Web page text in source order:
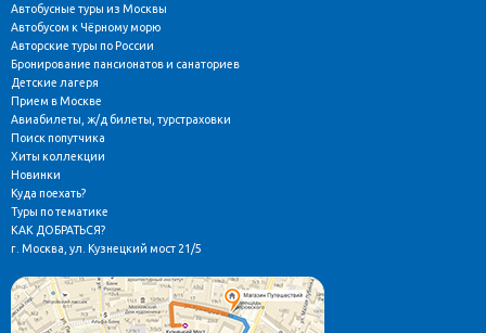
Автобусные туры из Москвы
Автобусом к Чёрному морю
Авторские туры по России
Бронирование пансионатов и санаториев
Детские лагеря
Прием в Москве
Авиабилеты, ж/д билеты, турстраховки
Поиск попутчика
Хиты коллекции
Новинки
Куда поехать?
Туры по тематике
КАК ДОБРАТЬСЯ?
г. Москва, ул. Кузнецкий мост 21/5